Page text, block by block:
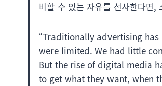
비할 수 있는 자유를 선사한다면,
“Traditionally advertising
were limited. We had little
But the rise of digital media
to get what they want, when